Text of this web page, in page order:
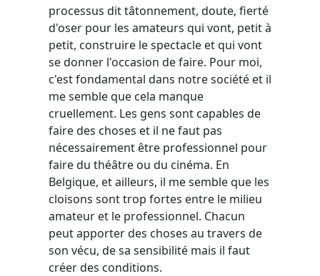
processus dit tâtonnement, doute, fierté
d'oser pour les amateurs qui vont, petit à
petit, construire le spectacle et qui vont
se donner l'occasion de faire. Pour moi,
c'est fondamental dans notre société et il
me semble que cela manque
cruellement. Les gens sont capables de
faire des choses et il ne faut pas
nécessairement être professionnel pour
faire du théâtre ou du cinéma. En
Belgique, et ailleurs, il me semble que les
cloisons sont trop fortes entre le milieu
amateur et le professionnel. Chacun
peut apporter des choses au travers de
son vécu, de sa sensibilité mais il faut
créer des conditions.